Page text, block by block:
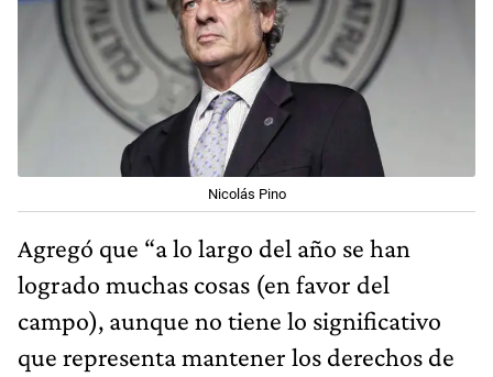
Nicolás Pino
Agregó que “a lo largo del año se han
logrado muchas cosas (en favor del
campo), aunque no tiene lo significativo
que representa mantener los derechos de